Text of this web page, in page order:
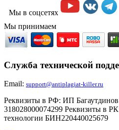
Мы в соцсетях
Мы принимаем
Служба технической
Email: support@antiplagiat-killer.ru
Реквизиты в РФ: ИП
318028000074299 Реквизиты в
технологии БИН220440025679